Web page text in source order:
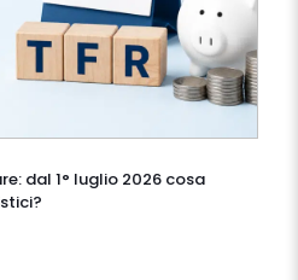
dal 1° luglio 2026 cosa